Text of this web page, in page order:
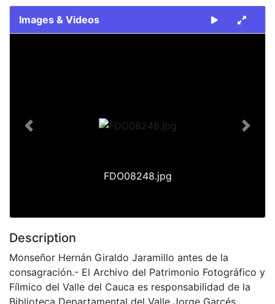
Images & Videos
FDO08248.jpg
Previous Next
Description
Monseñor Hernán Giraldo Jaramillo antes de la
consagración.- El Archivo del Patrimonio Fotográfico y
Fílmico del Valle del Cauca es responsabilidad de la
Biblioteca Departamental del Valle Jorge Garcés